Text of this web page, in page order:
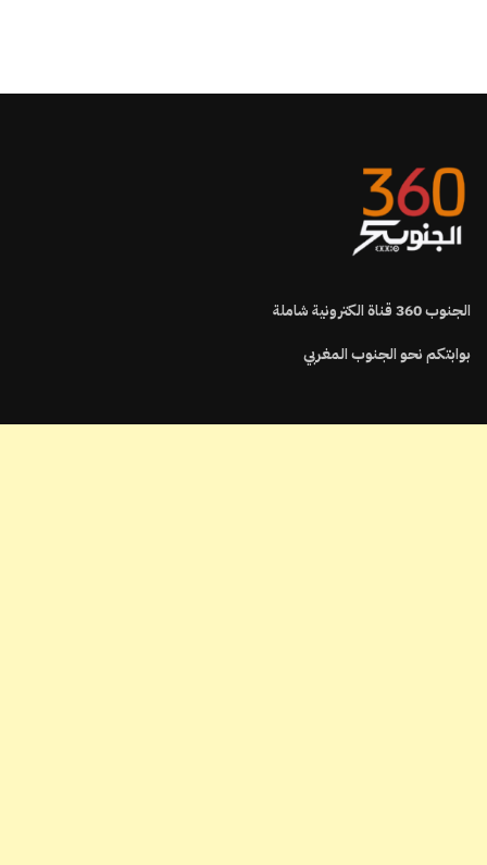
الجنوب360قناة الكترونية شاملة
بوابتكم نحو الجنوب المغربي